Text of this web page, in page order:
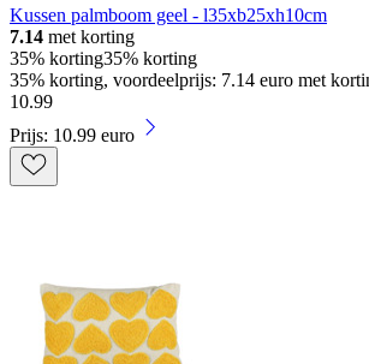
Kussen palmboom geel - l35xb25xh10cm
7.14 met korting
35% korting35% korting
35% korting, voordeelprijs: 7.14 euro met
10.99
Prijs: 10.99 euro